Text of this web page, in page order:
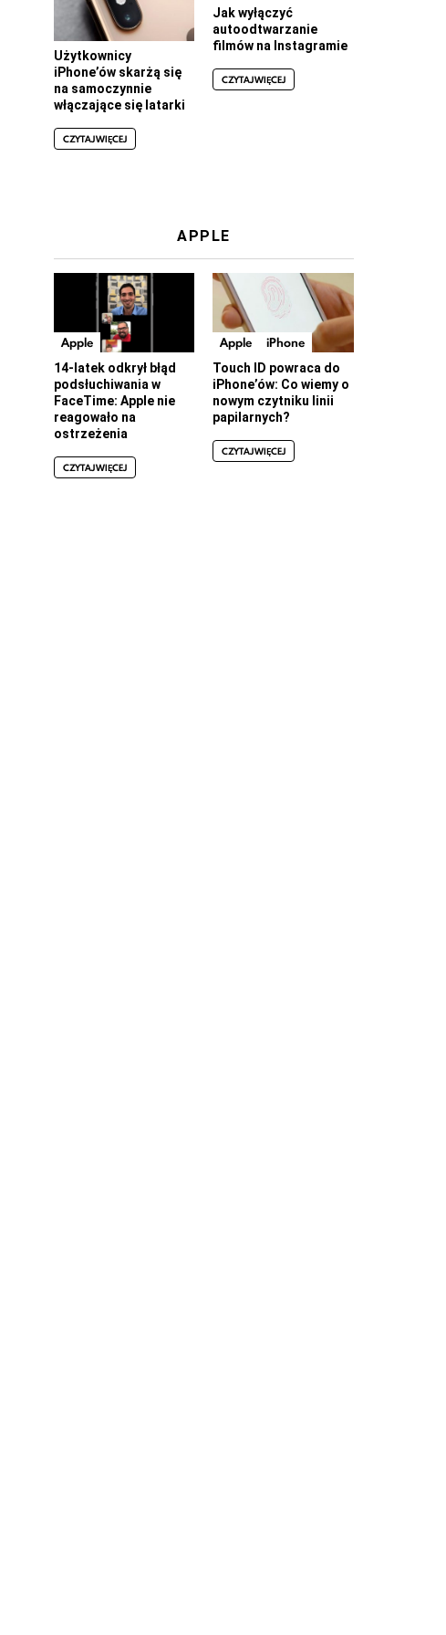
Użytkownicy
iPhone’ów skarżą się
na samoczynnie
włączające się latarki
CZYTAJ WIĘCEJ
Jak wyłączyć
autoodtwarzanie
filmów na Instagramie
CZYTAJ WIĘCEJ
APPLE
Apple
14-latek odkrył błąd
podsłuchiwania w
FaceTime: Apple nie
reagowało na
ostrzeżenia
CZYTAJ WIĘCEJ
Apple iPhone
Touch ID powraca do
iPhone’ów: Co wiemy o
nowym czytniku linii
papilarnych?
CZYTAJ WIĘCEJ